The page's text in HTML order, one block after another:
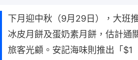
下月迎中秋（9月29日），大班
冰皮月餅及蛋奶素月餅，估計通
旅客光顧。安記海味則推出「$1